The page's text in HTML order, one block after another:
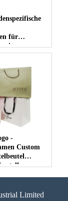
für
im
-
Custom
Limited